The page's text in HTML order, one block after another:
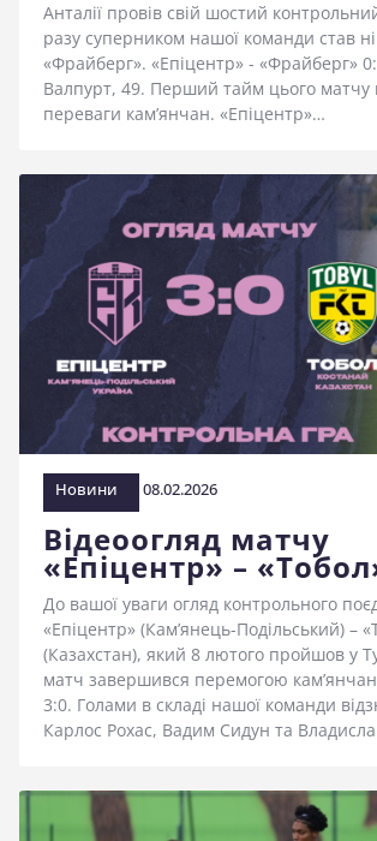
Анталії провів свій шостий
разу суперником нашої команди став
«Фрайберг». «Епіцентр» - «Фрайберг»
Валпурт, 49. Перший тайм цього
переваги кам’янчан. «Епіцентр»…
Новини 08.02.2026
Відеоогляд матчу
«Епіцентр» –
До вашої уваги огляд контрольного
«Епіцентр» (Кам’янець-Подільський) –
(Казахстан), який 8 лютого пройшов у
матч завершився перемогою
3:0. Голами в складі нашої команди
Карлос Рохас, Вадим Сидун та